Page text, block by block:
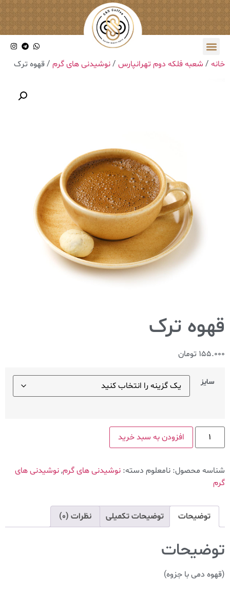
خانه / شعبه فلکه دوم تهرانپارس /نوشیدنی های گرم / ‎قهوه ترک
155.000 تومان
سایز
افزودن به سبد خرید
شناسه محصول: نامعلوم دسته: نوشیدنی های گرم,نوشیدنی های
گرم
توضیحات توضیحات تکمیلی نظرات (0)
توضیحات
(قهوه دمی با جزوه)